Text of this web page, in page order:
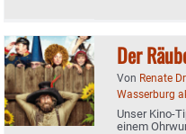
Der
Von Renate
Wasserburg
Unser Kino-
einem